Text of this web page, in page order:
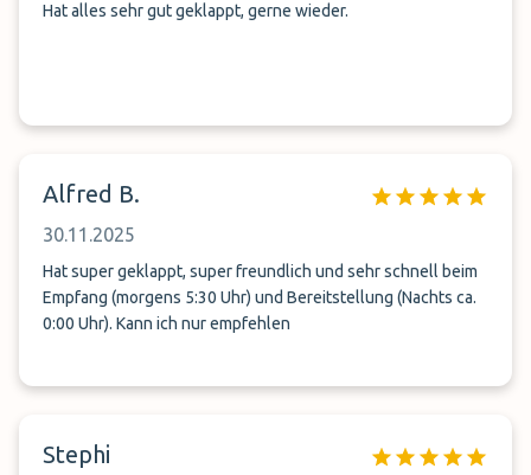
Hat alles sehr gut geklappt, gerne wieder.
Alfred B.
30.11.2025
Hat super geklappt, super freundlich und sehr schnell beim
Empfang (morgens 5:30 Uhr) und Bereitstellung (Nachts ca.
0:00 Uhr). Kann ich nur empfehlen
Stephi